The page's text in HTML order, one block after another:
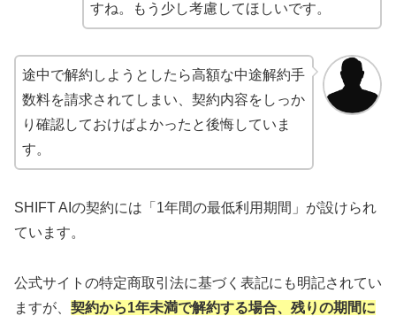
すね。もう少し考慮してほしいです。
途中で解約しようとしたら高額な中途解約手
数料を請求されてしまい、契約内容をしっか
り確認しておけばよかったと後悔していま
す。
SHIFT AIの契約には「1年間の最低利用期間」が設けられ
ています。
公式サイトの特定商取引法に基づく表記にも明記されてい
ますが、 契約から1年未満で解約する場合、残りの期間に